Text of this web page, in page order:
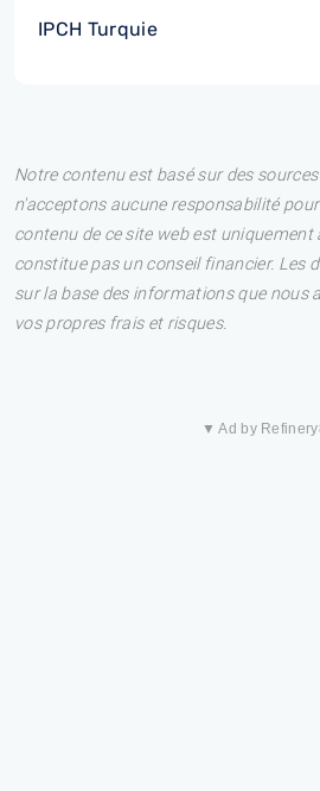
IPCH Turquie
Notre contenu est basé sur des
n'acceptons aucune responsabilité
contenu de ce site web est
constitue pas un conseil financier. Les
sur la base des informations que nous
vos propres frais et risques.
▼ Ad by